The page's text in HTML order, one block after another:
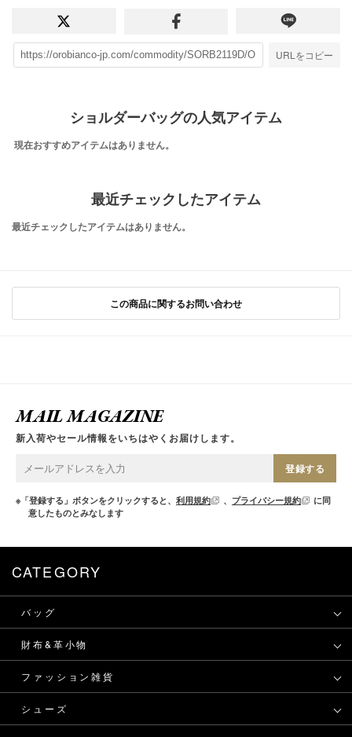
URLをコピー
ショルダーバッグの人気アイテム
現在おすすめアイテムはありません。
最近チェックしたアイテム
最近チェックしたアイテムはありません。
この商品に関するお問い合わせ
MAIL MAGAZINE
新入荷やセール情報をいちはやくお届けします。
登録する
※「登録する」ボタンをクリックすると、 利用規約 、 プライバシー規約
に同
意したものとみなします
CATEGORY
バッグ
財布&革小物
ファッション雑貨
シューズ